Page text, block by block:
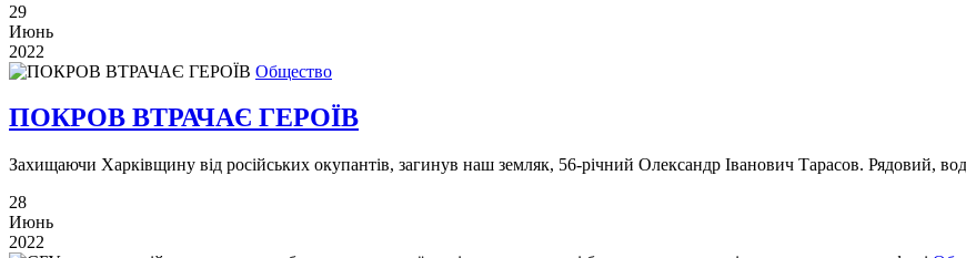
29
Июнь
2022
Общество
ПОКРОВ ВТРАЧАЄ ГЕРОЇВ
Захищаючи Харківщину від російських окупантів, загинув наш земляк, 56-річний Олександр Іванович Тарасов. Рядовий,
28
Июнь
2022